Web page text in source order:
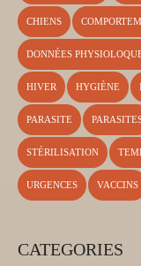
CHIENS
DONNÉES
HIVER HYGIÈNE
PARASITE
STÉRILISATION
URGENCES VACCINS
CATEGORIES